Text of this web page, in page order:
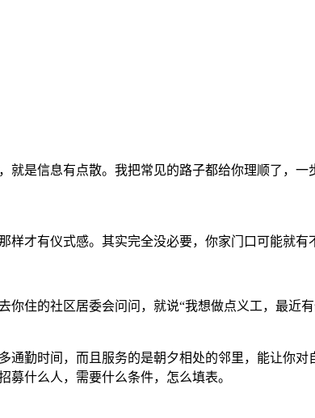
是信息有点散。我把常见的路子都给你理顺了，一
才有仪式感。其实完全没必要，你家门口可能就有
你住的社区居委会问问，就说“我想做点义工，最
通勤时间，而且服务的是朝夕相处的邻里，能让你
募什么人，需要什么条件，怎么填表。